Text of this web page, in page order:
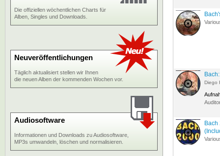
Diego
Die offiziellen wöchentlichen Charts für
Alben, Singles und Downloads.
Neuveröffentlichungen
Täglich aktualisiert stellen wir Ihnen
die neuen Alben der kommenden Wochen vor.
Audiosoftware
Informationen und Downloads zu Audiosoftware,
MP3s umwandeln, löschen und normalisieren.